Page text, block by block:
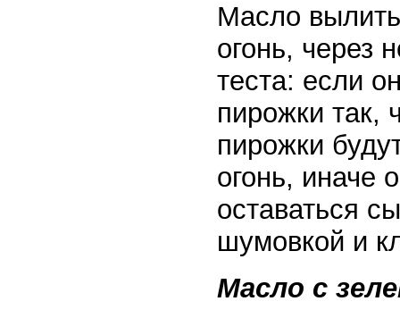
Масло
огонь, через
теста: если
пирожки так,
пирожки
огонь, иначе
оставаться
шумовкой и
Масло с